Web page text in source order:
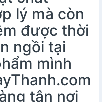
lý mà còn
được thời
ngồi tại
mình
tận nơi